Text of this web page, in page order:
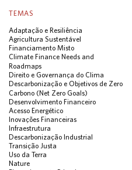
TEMAS
Adaptação e Resiliência
Agricultura Sustentável
Financiamento Misto
Climate Finance Needs and
Roadmaps
Direito e Governança do Clima
Descarbonização e Objetivos de Zero
Carbono (Net Zero Goals)
Desenvolvimento Financeiro
Acesso Energético
Inovações Financeiras
Infraestrutura
Descarbonização Industrial
Transição Justa
Uso da Terra
Nature